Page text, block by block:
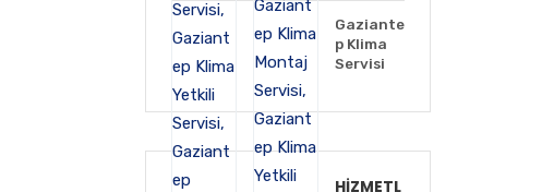
Gaziante
p Klima
Servisi
HIZMETL